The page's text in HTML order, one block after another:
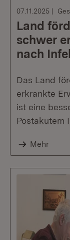
07.11.2025
Land
schwer
nach
Das Land
erkrankte
ist eine
Postakutem
Mehr